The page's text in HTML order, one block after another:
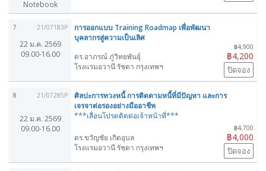
7 21/07183P
22 ม.ค. 2569
09.00-16.00
การออกแบบ Training Roadmap เพื่อพัฒนา
บุคลากรสู่ความเป็นเลิศ
฿4,900
฿4,200
ดร.อาภรณ์ ภู่วิทยพันธุ์
โรงแรมอวานี รัชดา กรุงเทพฯ
ปิดจอง
8 21/07285P
22 ม.ค. 2569
09.00-16.00
ศิลปะการทวงหนี้ การติดตามหนี้ที่มีปัญหา และการ
เจรจาต่อรองอย่างมืออาชีพ
***เลื่อนโปรดติดต่อเจ้าหน้าที่***
฿4,700
฿4,000
ดร.ขวัญชัย เกิดอุบล
โรงแรมอวานี รัชดา กรุงเทพฯ
ปิดจอง